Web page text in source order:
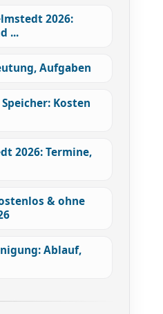
2026:
...
Aufgaben
Kosten
2026: Termine,
& ohne
Ablauf,